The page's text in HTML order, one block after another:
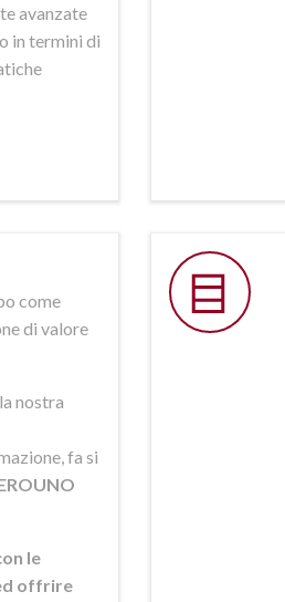
avanzate
in termini di
come
di valore
nostra
fa si
le
offrire